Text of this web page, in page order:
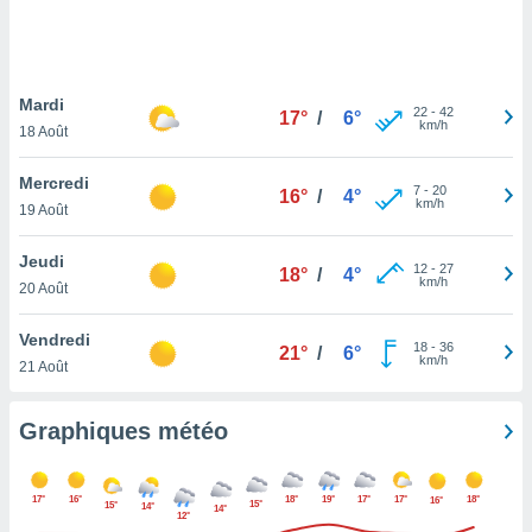
pas
de
à
cas,
que
sur le
que
ne
Mardi
18 Août
17° / 6° 22- 42
km/h
Mercredi
19 Août
16° / 4° 7- 20
km/h
Jeudi
20 Août
18° / 4° 12- 27
km/h
Vendredi
21 Août
21° / 6° 18- 36
km/h
Graphiques météo
17° 16°
15°
14°
12°
14° 15° 18° 19° 17° 17° 16° 18°